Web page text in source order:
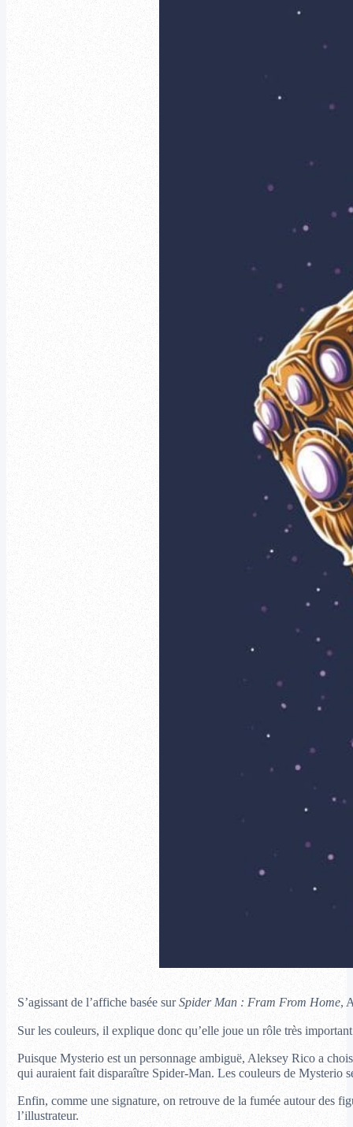
S’agissant de l’affiche basée surSpider Man : Fram From Home,
Sur les couleurs, il explique donc qu’elle joue un rôle très
Puisque Mysterio est un personnage ambiguë, Aleksey Rico a
qui auraient fait disparaître Spider-Man. Les couleurs de Mysterio
Enfin, comme une signature, on retrouve de la fumée autour des
l’illustrateur.